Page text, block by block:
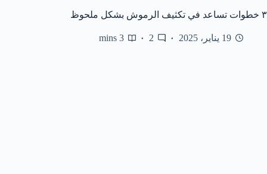
٣ خطوات تساعد في تكثيف الرموش بشكل ملحوظ
19 يناير، 2025 2
3 mins